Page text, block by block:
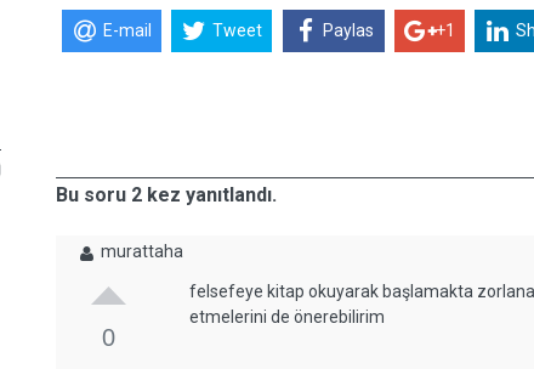
E-mail Tweet Paylas +1
Bu soru 2 kez yanıtlandı.
murattaha
0
felsefeye kitap okuyarak başlamakta
etmelerini de önerebilirim